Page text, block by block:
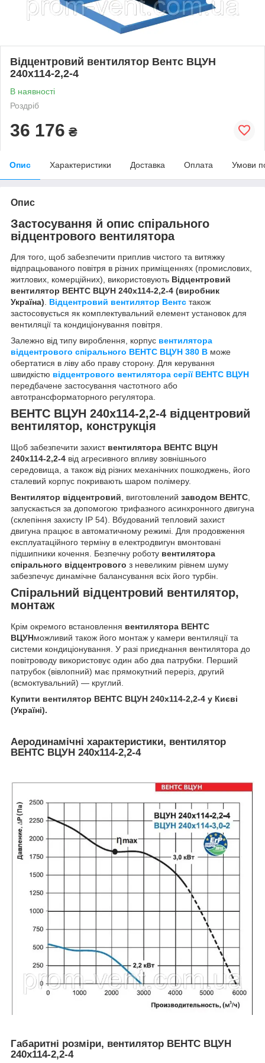
Відцентровий вентилятор Вентс ВЦУН
240х114-2,2-4
В наявності
Роздріб
36 176 ₴
Опис Характеристики Доставка Оплата Умови
Опис
Застосування й опис спірального
відцентрового вентилятора
Для того, щоб забезпечити приплив чистого та витяжку
відпрацьованого повітря в різних приміщеннях (промислових,
житлових, комерційних), використовують Відцентровий
вентилятор ВЕНТС ВЦУН 240х114-2,2-4 (виробник
Україна). Відцентровий вентилятор Вентс також
застосовується як комплектувальний елемент установок для
вентиляції та кондиціонування повітря.
Залежно від типу вироблення, корпус вентилятора
відцентрового спірального ВЕНТС ВЦУН 380 В може
обертатися в ліву або праву сторону. Для керування
швидкістю відцентрового вентилятора серії ВЕНТС ВЦУН
передбачене застосування частотного або
автотрансформаторного регулятора.
ВЕНТС ВЦУН 240х114-2,2-4 відцентровий
вентилятор, конструкція
Щоб забезпечити захист вентилятора ВЕНТС ВЦУН
240х114-2,2-4 від агресивного впливу зовнішнього
середовища, а також від різних механічних пошкоджень, його
сталевий корпус покривають шаром полімеру.
Вентилятор відцентровий , виготовлений заводом ВЕНТС
запускається за допомогою трифазного асинхронного двигуна
(склепіння захисту IP 54). Вбудований тепловий захист
двигуна працює в автоматичному режимі. Для продовження
експлуатаційного терміну в електродвигун вмонтовані
підшипники кочення. Безпечну роботу вентилятора
спірального відцентрового з невеликим рівнем шуму
забезпечує динамічне балансування всіх його турбін.
Спіральний відцентровий вентилятор,
монтаж
Крім окремого встановлення вентилятора ВЕНТС
ВЦУНможливий також його монтаж у камери вентиляції та
системи кондиціонування. У разі приєднання вентилятора до
повітроводу використовує один або два патрубки. Перший
патрубок (вівлопний) має прямокутний переріз, другий
(всмоктувальний) — круглий.
Купити вентилятор ВЕНТС ВЦУН 240х114-2,2-4 у Києві
(Україні).
Аеродинамічні характеристики, вентилятор
ВЕНТС ВЦУН 240х114-2,2-4
Габаритні розміри, вентилятор ВЕНТС ВЦУН
240х114-2,2-4